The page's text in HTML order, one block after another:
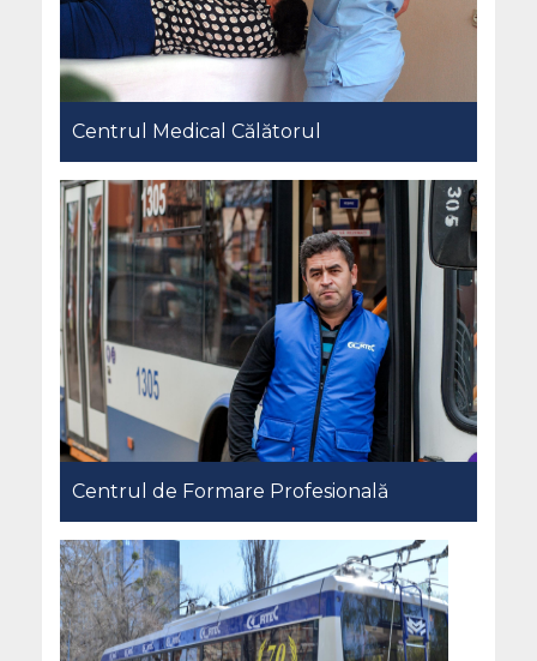
Centrul Medical Călătorul
Centrul de Formare Profesională